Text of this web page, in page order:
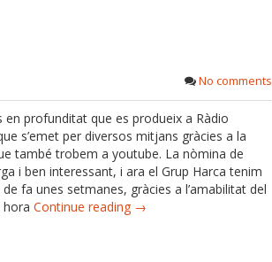
No comments
en profunditat que es produeix a Ràdio
s’emet per diversos mitjans gràcies a la
també trobem a youtube. La nòmina de
i ben interessant, i ara el Grup Harca tenim
fa unes setmanes, gràcies a l’amabilitat del
hora Continue reading →